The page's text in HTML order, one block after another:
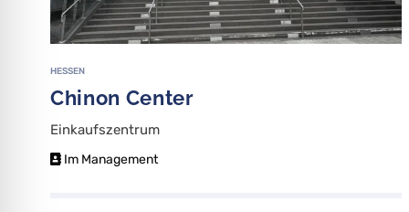
HESSEN
Chinon Center
Einkaufszentrum
Im Management